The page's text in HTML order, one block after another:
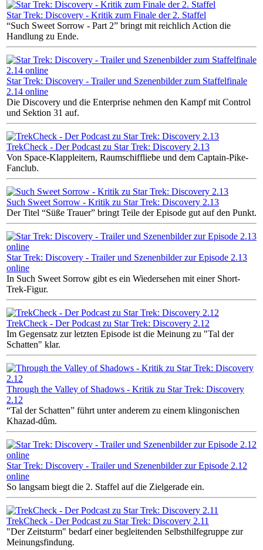
Star Trek: Discovery - Kritik zum Finale der 2. Staffel
“Such Sweet Sorrow - Part 2” bringt mit reichlich Action die
Handlung zu Ende.
Star Trek: Discovery - Trailer und Szenenbilder zum Staffelfinale
2.14 online
Die Discovery und die Enterprise nehmen den Kampf mit Control
und Sektion 31 auf.
TrekCheck - Der Podcast zu Star Trek: Discovery 2.13
Von Space-Klappleitern, Raumschiffliebe und dem Captain-Pike-
Fanclub.
Such Sweet Sorrow - Kritik zu Star Trek: Discovery 2.13
Der Titel “Süße Trauer” bringt Teile der Episode gut auf den Punkt.
Star Trek: Discovery - Trailer und Szenenbilder zur Episode 2.13
online
In Such Sweet Sorrow gibt es ein Wiedersehen mit einer Short-
Trek-Figur.
TrekCheck - Der Podcast zu Star Trek: Discovery 2.12
Im Gegensatz zur letzten Episode ist die Meinung zu "Tal der
Schatten" klar.
Through the Valley of Shadows - Kritik zu Star Trek: Discovery
2.12
“Tal der Schatten” führt unter anderem zu einem klingonischen
Khazad-dûm.
Star Trek: Discovery - Trailer und Szenenbilder zur Episode 2.12
online
So langsam biegt die 2. Staffel auf die Zielgerade ein.
TrekCheck - Der Podcast zu Star Trek: Discovery 2.11
"Der Zeitsturm" bedarf einer begleitenden Selbsthilfegruppe zur
Meinungsfindung.